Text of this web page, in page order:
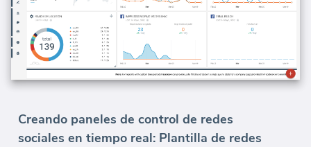
Creando paneles de control de redes
sociales en tiempo real: Plantilla de redes